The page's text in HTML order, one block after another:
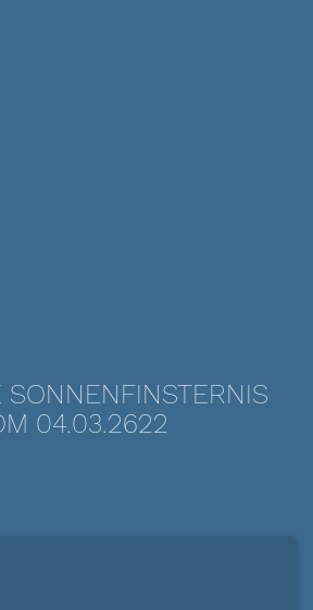
SONNENFINSTERNIS
04.03.2622